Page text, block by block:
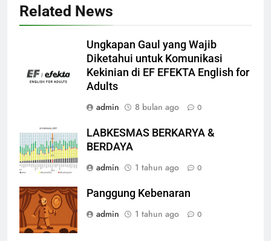
Related News
Ungkapan Gaul yang Wajib
Diketahui untuk Komunikasi
Kekinian di EF EFEKTA English for
Adults
admin
8 bulan ago 0
LABKESMAS BERKARYA &
BERDAYA
admin
1 tahun ago 0
Panggung Kebenaran
admin
1 tahun ago 0